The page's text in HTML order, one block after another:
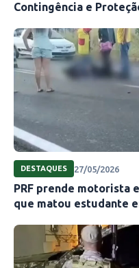
Contingência e
DESTAQUES 27/05/2026
PRF prende motorista
que matou estudante